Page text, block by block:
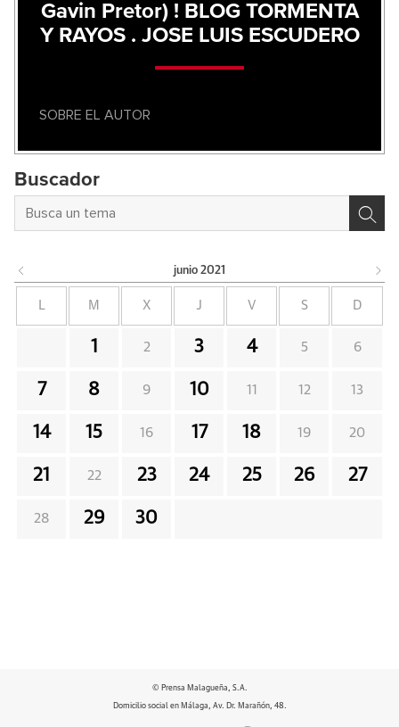
Gavin Pretor) ! BLOG TORMENTA
Y RAYOS . JOSE LUIS ESCUDERO
SOBRE EL AUTOR
Buscador
junio 2021
L M X J V S D
1 2 3 4 5 6
7 8 9 10 11 12 13
14 15 16 17 18 19 20
21 22 23 24 25 26 27
28 29 30
© Prensa Malagueña, S.A.
Domicilio social en Málaga, Av. Dr. Marañón, 48.